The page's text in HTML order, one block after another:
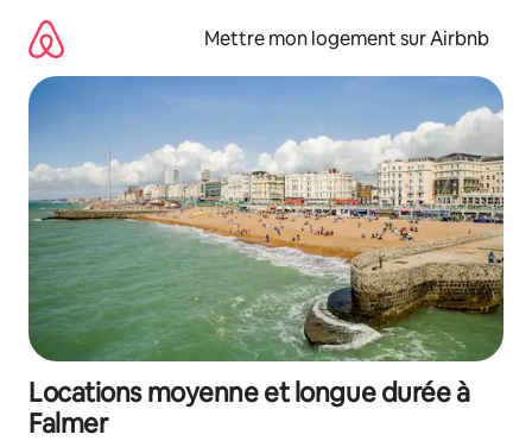
directement
contenu
Mettre mon logement sur Airbnb
Locations moyenne et longue durée à
Falmer